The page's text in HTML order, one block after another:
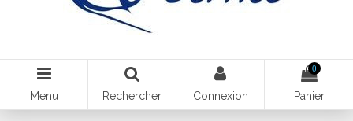
Menu Rechercher Connexion
0
Panier